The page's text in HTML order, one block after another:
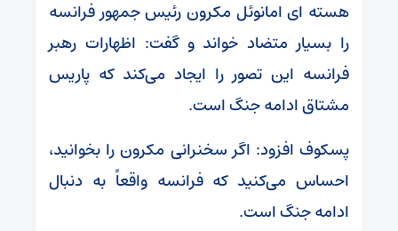
هسته ای امانوئل مکرون رئیس جمهور فرانسه
را بسیار متضاد خواند و گفت: اظهارات رهبر
فرانسه این تصور را ایجاد می‌کند که پاریس
مشتاق ادامه جنگ است.
پسکوف افزود: اگر سخنرانی مکرون را بخوانید،
احساس می‌کنید که فرانسه واقعاً به دنبال
ادامه جنگ است.